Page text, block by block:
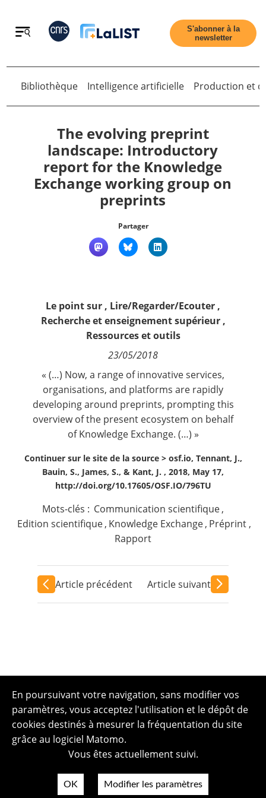
Retour
Accueil
Qui sommes nous ?
Nous suivre
S'abonner à la
newsletter
Retour
Bibliothèque Intelligence artificielle Production et
The evolving preprint
landscape: Introductory
report for the Knowledge
Exchange working group on
preprints
Partager
Le point sur , Lire/Regarder/Ecouter ,
Recherche et enseignement supérieur,
Ressources et outils
23/05/2018
« (…) Now, a range of innovative services,
organisations, and platforms are rapidly
developing around preprints, prompting this
overview of the present ecosystem on behalf
of Knowledge Exchange. (…) »
Continuer sur le site de la source > osf.io, Tennant, J.,
Bauin, S., James, S., & Kant, J. , 2018, May 17,
http://doi.org/10.17605/OSF.IO/796TU
Mots-clés : Communication scientifique,
Edition scientifique, Knowledge Exchange, Préprint ,
Rapport
Article précédent Article suivant
En poursuivant votre navigation, sans modifier vos
paramètres, vous acceptez l'utilisation et le dépôt de
cookies destinés à mesurer la fréquentation du site
grâce au logiciel Matomo.
Vous êtes actuellement suivi.
OK Modifier les paramètres